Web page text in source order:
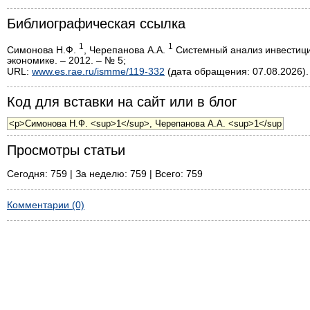
Библиографическая ссылка
Симонова Н.Ф. 1 , Черепанова А.А. 1 Системный анализ
экономике. – 2012. – № 5;
URL: www.es.rae.ru/ismme/119-332 (дата обращения: 07.08.2026).
Код для вставки на сайт или в блог
Просмотры статьи
Сегодня: 759 | За неделю: 759 | Всего: 759
Комментарии (0)